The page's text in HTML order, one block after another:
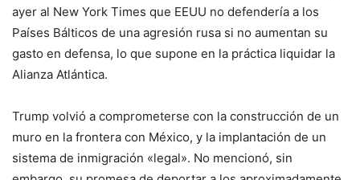
ayer al New York Times que EEUU no defendería a los
Países Bálticos de una agresión rusa si no aumentan su
gasto en defensa, lo que supone en la práctica liquidar la
Alianza Atlántica.
Trump volvió a comprometerse con la construcción de un
muro en la frontera con México, y la implantación de un
sistema de inmigración «legal». No mencionó, sin